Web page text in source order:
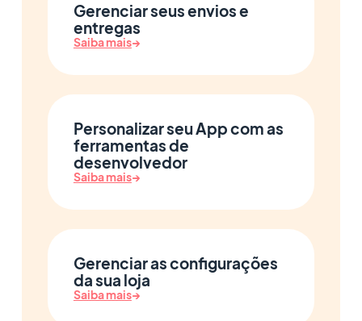
Gerenciar seus envios e
entregas
Saiba mais→
Personalizar seu App com as
ferramentas de
desenvolvedor
Saiba mais→
Gerenciar as configurações
da sua loja
Saiba mais→